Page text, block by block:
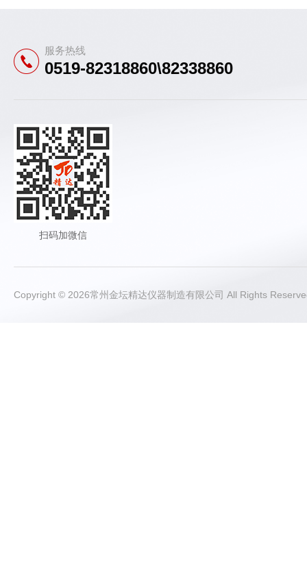
服务热线
0519-82318860\82338860
扫码加微信
Copyright © 2026常州金坛精达仪器制造有限公司 All Rights